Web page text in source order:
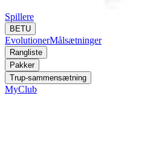
Spillere
BETU
EvolutionerMålsætninger
Rangliste
Pakker
Trup-sammensætning
MyClub